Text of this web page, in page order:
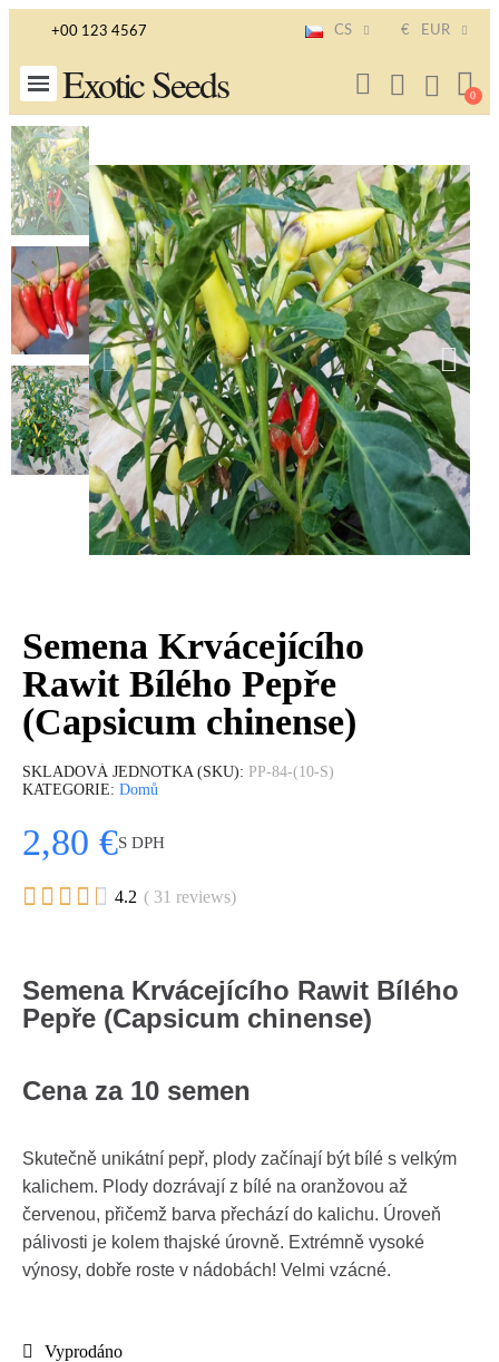
+00 123 4567 CS € EUR
Exotic Seeds
Semena Krvácejícího
Rawit Bílého Pepře
(Capsicum chinense)
SKLADOVÁ JEDNOTKA (SKU)
PP-84-(10-S)
KATEGORIE Domů
2,80 €S DPH
     4.2 ( 31 reviews)
Semena Krvácejícího Rawit Bílého
Pepře (Capsicum chinense)
Cena za 10 semen
Skutečně unikátní pepř, plody začínají být bílé s velkým
kalichem. Plody dozrávají z bílé na oranžovou až
červenou, přičemž barva přechází do kalichu. Úroveň
pálivosti je kolem thajské úrovně. Extrémně vysoké
výnosy, dobře roste v nádobách! Velmi vzácné.
Vyprodáno